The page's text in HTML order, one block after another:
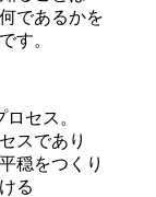
であるかを
す。
セス。
スであり
穏をつくり
る